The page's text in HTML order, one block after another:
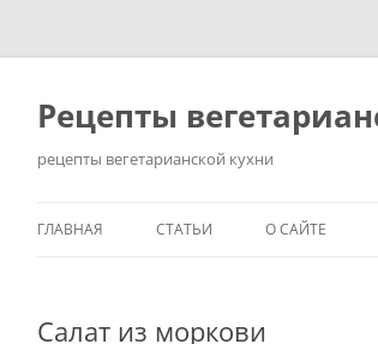
Перейти
Рецепты
рецепты вегетарианской кухни
ГЛАВНАЯ СТАТЬИ О САЙТЕ
Салат из моркови